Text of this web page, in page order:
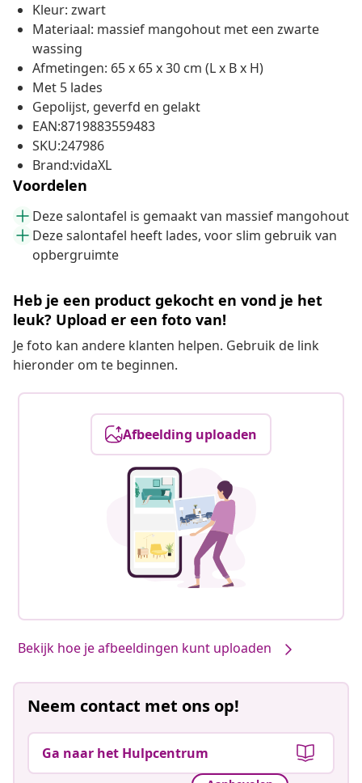
Kleur: zwart
Materiaal: massief mangohout met een zwarte
wassing
Afmetingen: 65 x 65 x 30 cm (L x B x H)
Met 5 lades
Gepolijst, geverfd en gelakt
EAN:8719883559483
SKU:247986
Brand:vidaXL
Voordelen
Deze salontafel is gemaakt van massief mangohout
Deze salontafel heeft lades, voor slim gebruik van
opbergruimte
Heb je een product gekocht en vond je het
leuk? Upload er een foto van!
Je foto kan andere klanten helpen. Gebruik de link
hieronder om te beginnen.
Afbeelding uploaden
Onze producten, jouw stijl #sharemevidaxl